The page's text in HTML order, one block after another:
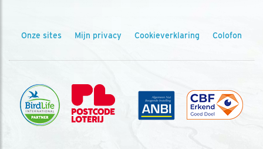
Onze sites Mijn privacy Cookieverklaring Colofon